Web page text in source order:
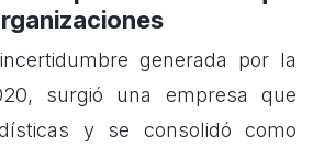
generada por la
surgió una empresa que
y se consolidó como